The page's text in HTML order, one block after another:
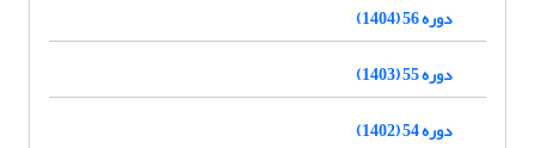
دوره 56 (1404)
دوره 55 (1403)
دوره 54 (1402)